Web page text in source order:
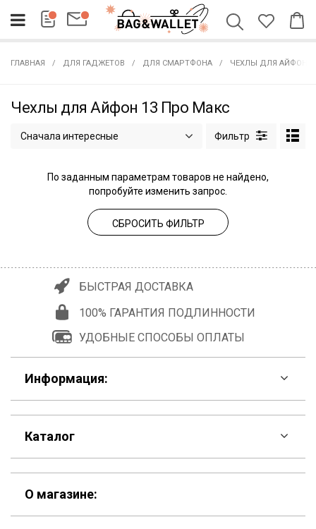
ГЛАВНАЯ ДЛЯ ГАДЖЕТОВ ДЛЯ СМАРТФОНА ЧЕХЛЫ ДЛЯ АЙФОН
Чехлы для Айфон 13 Про Макс
Сначала интересные
По заданным параметрам товаров не найдено,
попробуйте изменить запрос.
СБРОСИТЬ ФИЛЬТР
БЫСТРАЯ ДОСТАВКА
100% ГАРАНТИЯ ПОДЛИННОСТИ
УДОБНЫЕ СПОСОБЫ ОПЛАТЫ
Информация:
F.A.Q
Контакты
Шоурум
Материалы
Каталог
Скидки
Кошельки
О магазине: